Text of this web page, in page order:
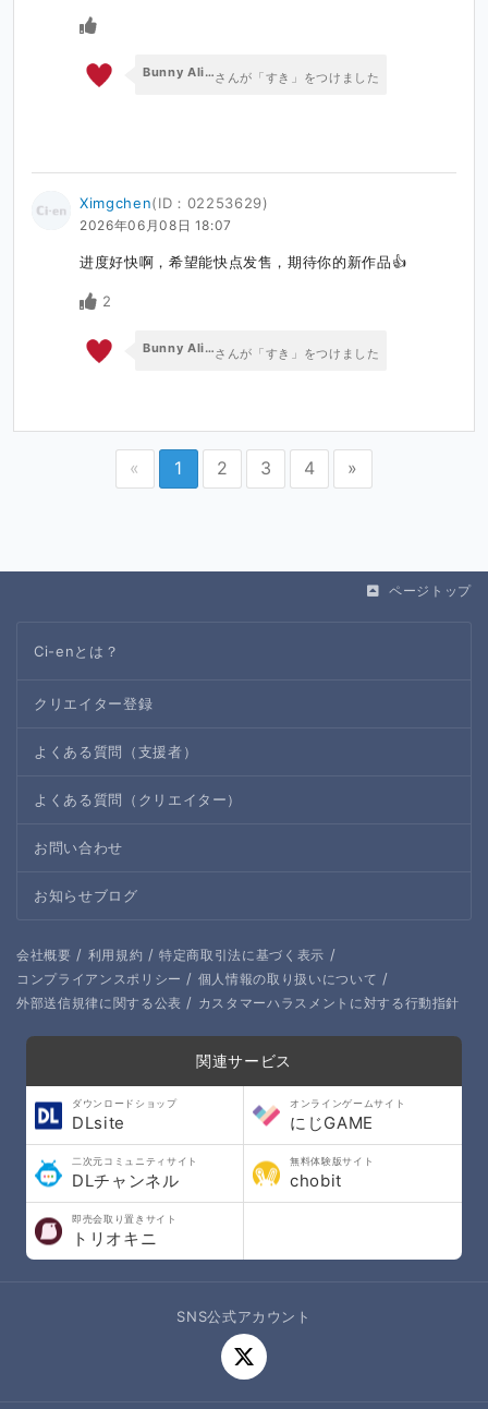
Bunny Alice Gamesさんが「すき」をつけました
Ximgchen(ID：02253629)
2026年06月08日 18:07
进度好快啊，希望能快点发售，期待你的新作品👍
2
Bunny Alice Gamesさんが「すき」をつけました
« 1 2 3 4 »
ページトップ
Ci-enとは？
クリエイター登録
よくある質問（支援者）
よくある質問（クリエイター）
お問い合わせ
お知らせブログ
会社概要 / 利用規約 / 特定商取引法に基づく表示 /
コンプライアンスポリシー / 個人情報の取り扱いについて /
外部送信規律に関する公表 / カスタマーハラスメントに対する行動指針
関連サービス
ダウンロードショップ
DLsite
オンラインゲームサイト
にじGAME
二次元コミュニティサイト
DLチャンネル
無料体験版サイト
chobit
即売会取り置きサイト
トリオキニ
SNS公式アカウント